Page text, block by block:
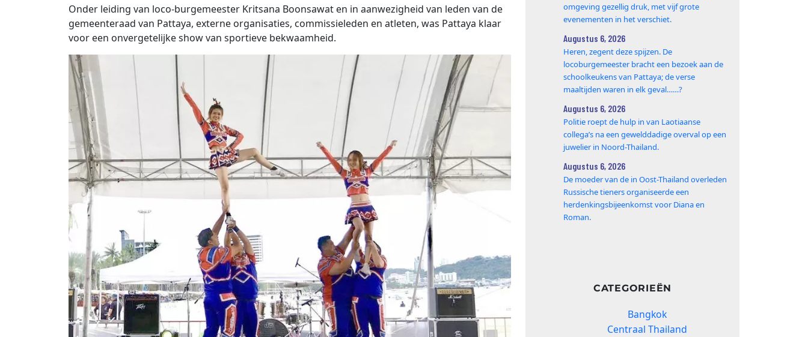
Onder leiding van loco-burgemeester Kritsana Boonsawat en in aanwezigheid van leden van de
gemeenteraad van Pattaya, externe organisaties, commissieleden en atleten, was Pattaya klaar
voor een onvergetelijke show van sportieve bekwaamheid.
omgeving gezellig druk, met vijf grote
evenementen in het verschiet.
Augustus 6, 2026
Heren, zegent deze spijzen. De
locoburgemeester bracht een bezoek aan de
schoolkeukens van Pattaya; de verse
maaltijden waren in elk geval……?
Augustus 6, 2026
Politie roept de hulp in van Laotiaanse
collega’s na een gewelddadige overval op een
juwelier in Noord-Thailand.
Augustus 6, 2026
De moeder van de in Oost-Thailand overleden
Russische tieners organiseerde een
herdenkingsbijeenkomst voor Diana en
Roman.
CATEGORIEËN
Bangkok
Centraal Thailand